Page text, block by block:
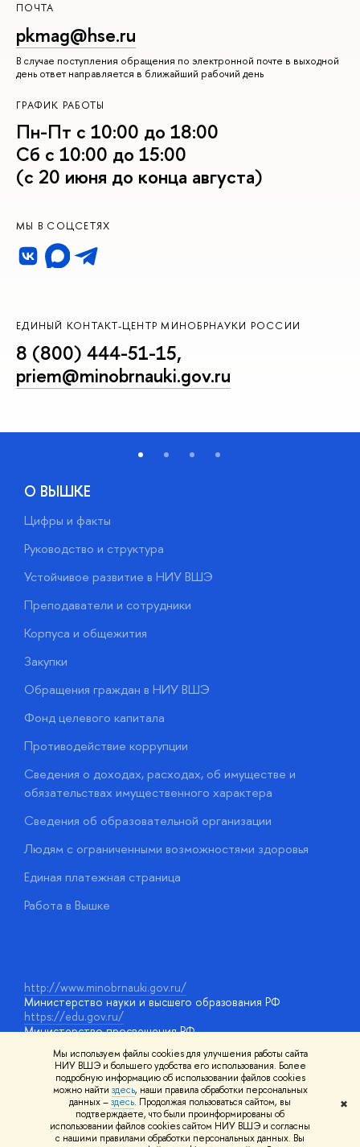
Мы используем файлы cookies для улучшения работы сайта
НИУ ВШЭ и большего удобства его использования. Более
подробную информацию об использовании файлов cookies
можно найти здесь, наши правила обработки персональных
данных –здесь. Продолжая пользоваться сайтом, вы
подтверждаете, что были проинформированы об
использовании файлов cookies сайтом НИУ ВШЭ и согласны
с нашими правилами обработки персональных данных. Вы
✖
ПОЧТА
pkmag@hse.ru
В случае поступления обращения по электронной почте в выходной
день ответ направляется в ближайший рабочий день
ГРАФИК РАБОТЫ
Пн-Пт с 10:00 до 18:00
Сб с 10:00 до 15:00
(с 20 июня до конца августа)
МЫ В СОЦСЕТЯХ
ЕДИНЫЙ КОНТАКТ-ЦЕНТР МИНОБРНАУКИ РОССИИ
8 (800) 444-51-15,
priem@minobrnauki.gov.ru
О ВЫШКЕ
Цифры и факты
Руководство и структура
Устойчивое развитие в НИУ ВШЭ
Преподаватели и сотрудники
Корпуса и общежития
Закупки
Обращения граждан в НИУ ВШЭ
Фонд целевого капитала
Противодействие коррупции
Сведения о доходах, расходах, об имуществе и
обязательствах имущественного характера
Сведения об образовательной организации
Людям с ограниченными возможностями здоровья
Единая платежная страница
Работа в Вышке
http://www.minobrnauki.gov.ru/
Министерство науки и высшего образования РФ
https://edu.gov.ru/
Министерство просвещения РФ
https://elearning.hse.ru/mooc
Массовые открытые онлайн-курсы
© НИУ ВШЭ 1993–2026 Адреса и контактыУсловия
использования материалов Политика конфиденциальности